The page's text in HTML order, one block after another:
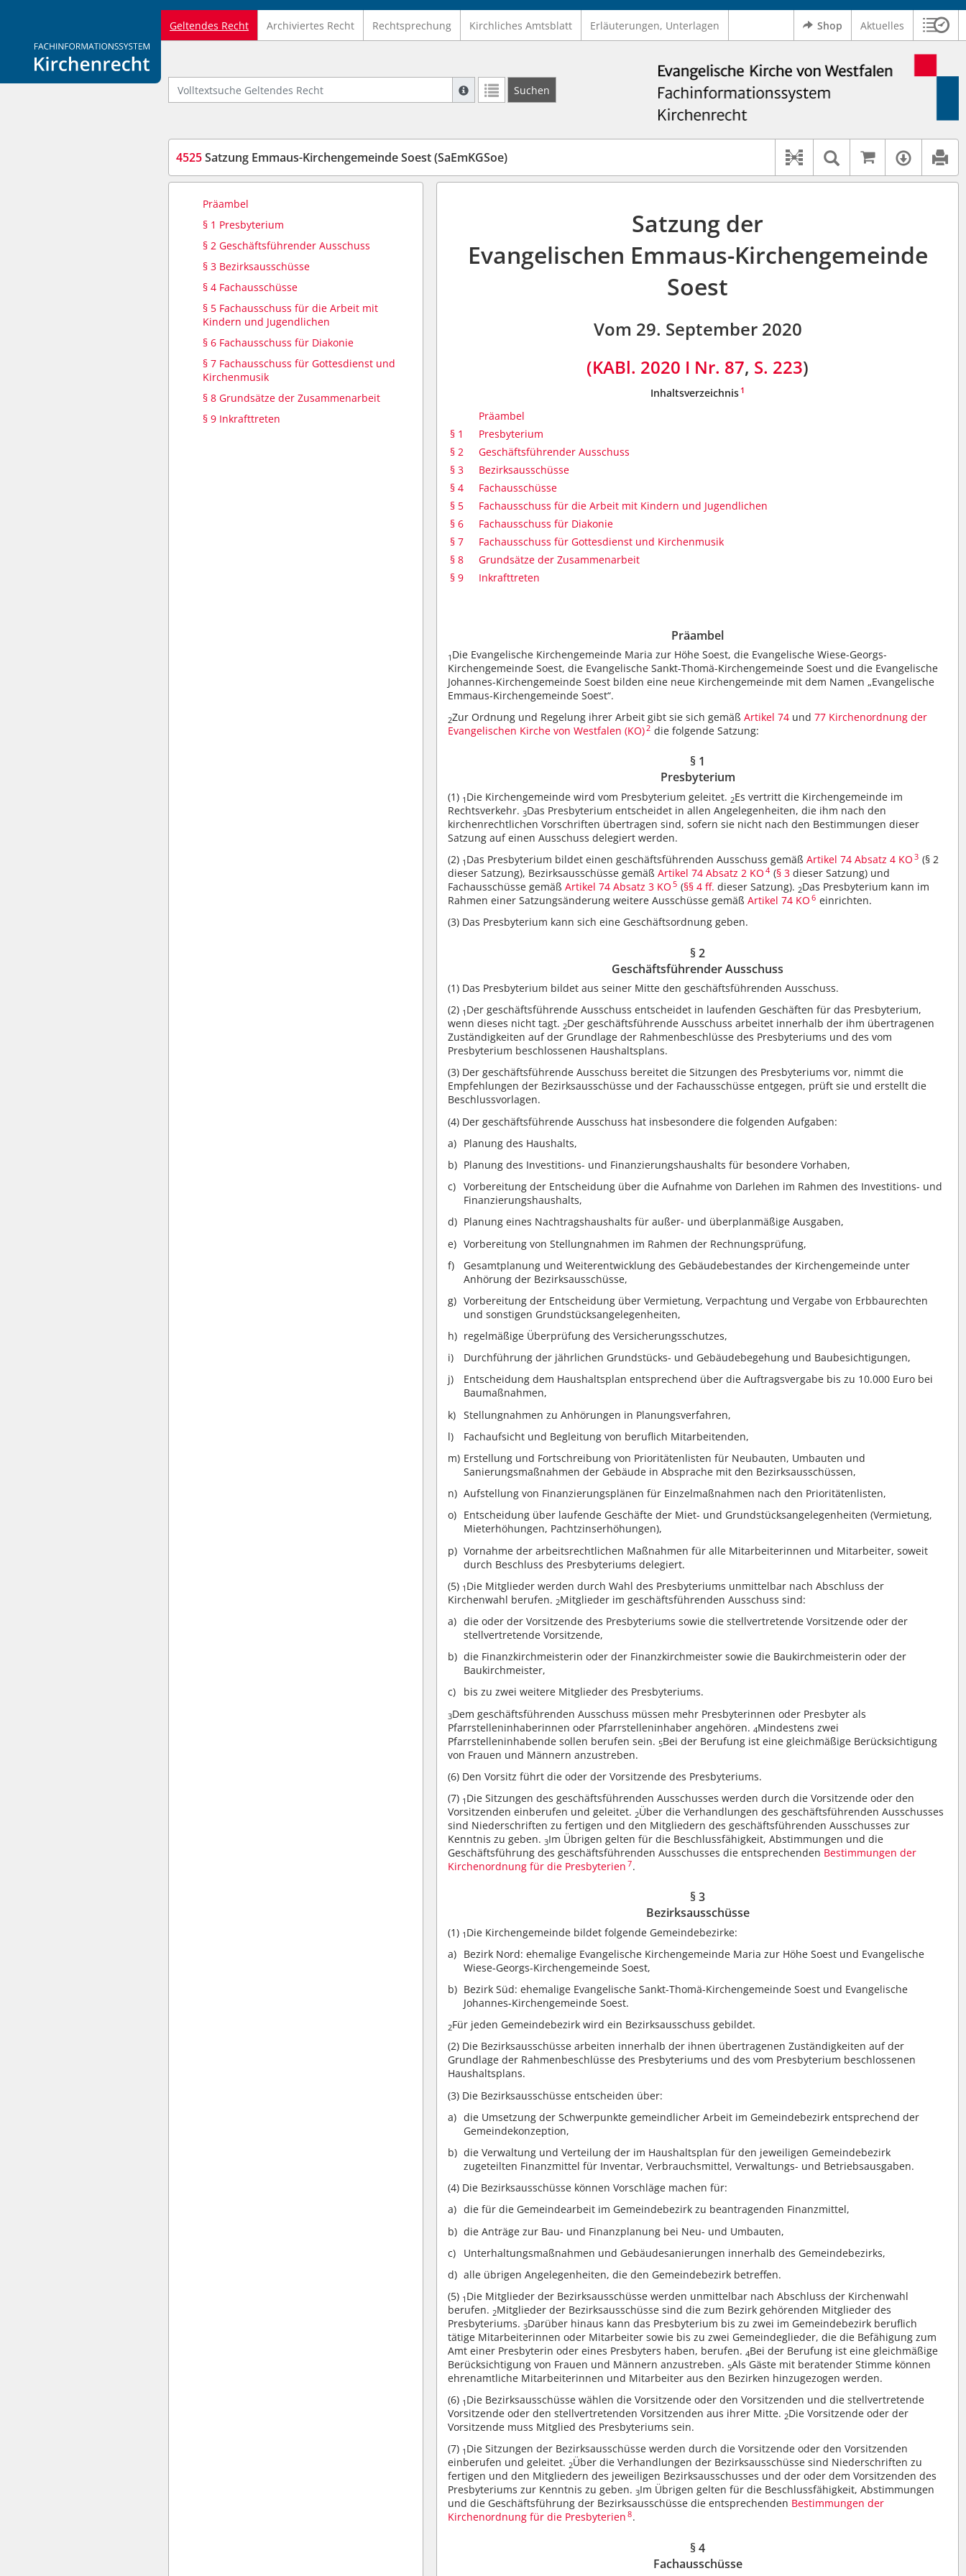
Logo Fachinformationssystem Kirchenrecht
Geltendes Recht Archiviertes Recht Rechtsprechung Kirchliches Amtsblatt Erläuterungen, Unterlagen Shop Aktuelles
Volltextsuche Geltendes Recht
Suche mit Platzhalter "*", Bsp. Pfarrer*, findet auch: "Pfarrerinitiative" oder "Pfarrerausschuss".
Weitere Suchoperatoren finden Sie in unserer Hilfe.
Suchen
4525Satzung Emmaus-Kirchengemeinde Soest (SaEmKGSoe)
Dokument-Beziehungen
Textsuche im
Auf
Präambel
§ 1 Presbyterium
§ 2 Geschäftsführender Ausschuss
§ 3 Bezirksausschüsse
§ 4 Fachausschüsse
§ 5 Fachausschuss für die Arbeit mit
Kindern und Jugendlichen
§ 6 Fachausschuss für Diakonie
§ 7 Fachausschuss für Gottesdienst und
Kirchenmusik
§ 8 Grundsätze der Zusammenarbeit
§ 9 Inkrafttreten
Satzung der
Evangelischen Emmaus-Kirchengemeinde
Soest
Vom 29. September 2020
(KABl. 2020 I Nr. 87, S. 223)
Inhaltsverzeichnis 1
Präambel
§ 1
Presbyterium
§ 2
Geschäftsführender Ausschuss
§ 3
Bezirksausschüsse
§ 4
Fachausschüsse
§ 5
Fachausschuss für die Arbeit mit Kindern und Jugendlichen
§ 6
Fachausschuss für Diakonie
§ 7
Fachausschuss für Gottesdienst und Kirchenmusik
§ 8
Grundsätze der Zusammenarbeit
§ 9
Inkrafttreten
Präambel
1 Die Evangelische Kirchengemeinde Maria zur Höhe Soest, die Evangelische Wiese-Georgs-
Kirchengemeinde Soest, die Evangelische Sankt-Thomä-Kirchengemeinde Soest und die Evangelische
Johannes-Kirchengemeinde Soest bilden eine neue Kirchengemeinde mit dem Namen „Evangelische
Emmaus-Kirchengemeinde Soest“.
2Zur Ordnung und Regelung ihrer Arbeit gibt sie sich gemäßArtikel 74 und77 Kirchenordnung der
Evangelischen Kirche von Westfalen (KO)2 die folgende Satzung:
§ 1
Presbyterium
(1) 1 Die Kirchengemeinde wird vom Presbyterium geleitet. 2Es vertritt die Kirchengemeinde im
Rechtsverkehr.3Das Presbyterium entscheidet in allen Angelegenheiten, die ihm nach den
kirchenrechtlichen Vorschriften übertragen sind, sofern sie nicht nach den Bestimmungen dieser
Satzung auf einen Ausschuss delegiert werden.
(2) 1 Das Presbyterium bildet einen geschäftsführenden Ausschuss gemäßArtikel 74 Absatz 4 KO 3 (§ 2
dieser Satzung), Bezirksausschüsse gemäßArtikel 74 Absatz 2 KO 4 (§ 3dieser Satzung) und
Fachausschüsse gemäßArtikel 74 Absatz 3 KO 5 (§§ 4 ff. dieser Satzung). 2Das Presbyterium kann im
Rahmen einer Satzungsänderung weitere Ausschüsse gemäßArtikel 74 KO 6 einrichten.
(3) Das Presbyterium kann sich eine Geschäftsordnung geben.
§ 2
Geschäftsführender Ausschuss
(1) Das Presbyterium bildet aus seiner Mitte den geschäftsführenden Ausschuss.
(2) 1 Der geschäftsführende Ausschuss entscheidet in laufenden Geschäften für das Presbyterium,
wenn dieses nicht tagt. 2Der geschäftsführende Ausschuss arbeitet innerhalb der ihm übertragenen
Zuständigkeiten auf der Grundlage der Rahmenbeschlüsse des Presbyteriums und des vom
Presbyterium beschlossenen Haushaltsplans.
(3) Der geschäftsführende Ausschuss bereitet die Sitzungen des Presbyteriums vor, nimmt die
Empfehlungen der Bezirksausschüsse und der Fachausschüsse entgegen, prüft sie und erstellt die
Beschlussvorlagen.
(4) Der geschäftsführende Ausschuss hat insbesondere die folgenden Aufgaben:
Planung des Haushalts,
Planung des Investitions- und Finanzierungshaushalts für besondere Vorhaben,
Vorbereitung der Entscheidung über die Aufnahme von Darlehen im Rahmen des Investitions- und
Finanzierungshaushalts,
Planung eines Nachtragshaushalts für außer- und überplanmäßige Ausgaben,
Vorbereitung von Stellungnahmen im Rahmen der Rechnungsprüfung,
Gesamtplanung und Weiterentwicklung des Gebäudebestandes der Kirchengemeinde unter
Anhörung der Bezirksausschüsse,
Vorbereitung der Entscheidung über Vermietung, Verpachtung und Vergabe von Erbbaurechten
und sonstigen Grundstücksangelegenheiten,
regelmäßige Überprüfung des Versicherungsschutzes,
Durchführung der jährlichen Grundstücks- und Gebäudebegehung und Baubesichtigungen,
Entscheidung dem Haushaltsplan entsprechend über die Auftragsvergabe bis zu 10.000 Euro bei
Baumaßnahmen,
Stellungnahmen zu Anhörungen in Planungsverfahren,
Fachaufsicht und Begleitung von beruflich Mitarbeitenden,
Erstellung und Fortschreibung von Prioritätenlisten für Neubauten, Umbauten und
Sanierungsmaßnahmen der Gebäude in Absprache mit den Bezirksausschüssen,
Aufstellung von Finanzierungsplänen für Einzelmaßnahmen nach den Prioritätenlisten,
Entscheidung über laufende Geschäfte der Miet- und Grundstücksangelegenheiten (Vermietung,
Mieterhöhungen, Pachtzinserhöhungen),
Vornahme der arbeitsrechtlichen Maßnahmen für alle Mitarbeiterinnen und Mitarbeiter, soweit
durch Beschluss des Presbyteriums delegiert.
(5) 1 Die Mitglieder werden durch Wahl des Presbyteriums unmittelbar nach Abschluss der
Kirchenwahl berufen. 2Mitglieder im geschäftsführenden Ausschuss sind:
die oder der Vorsitzende des Presbyteriums sowie die stellvertretende Vorsitzende oder der
stellvertretende Vorsitzende,
die Finanzkirchmeisterin oder der Finanzkirchmeister sowie die Baukirchmeisterin oder der
Baukirchmeister,
bis zu zwei weitere Mitglieder des Presbyteriums.
3Dem geschäftsführenden Ausschuss müssen mehr Presbyterinnen oder Presbyter als
Pfarrstelleninhaberinnen oder Pfarrstelleninhaber angehören.4Mindestens zwei
Pfarrstelleninhabende sollen berufen sein. 5Bei der Berufung ist eine gleichmäßige Berücksichtigung
von Frauen und Männern anzustreben.
(6) Den Vorsitz führt die oder der Vorsitzende des Presbyteriums.
(7) 1 Die Sitzungen des geschäftsführenden Ausschusses werden durch die Vorsitzende oder den
Vorsitzenden einberufen und geleitet. 2Über die Verhandlungen des geschäftsführenden Ausschusses
sind Niederschriften zu fertigen und den Mitgliedern des geschäftsführenden Ausschusses zur
Kenntnis zu geben.3Im Übrigen gelten für die Beschlussfähigkeit, Abstimmungen und die
Geschäftsführung des geschäftsführenden Ausschusses die entsprechenden Bestimmungen der
Kirchenordnung für die Presbyterien 7.
§ 3
Bezirksausschüsse
(1) 1 Die Kirchengemeinde bildet folgende Gemeindebezirke:
Bezirk Nord: ehemalige Evangelische Kirchengemeinde Maria zur Höhe Soest und Evangelische
Wiese-Georgs-Kirchengemeinde Soest,
Bezirk Süd: ehemalige Evangelische Sankt-Thomä-Kirchengemeinde Soest und Evangelische
Johannes-Kirchengemeinde Soest.
2Für jeden Gemeindebezirk wird ein Bezirksausschuss gebildet.
(2) Die Bezirksausschüsse arbeiten innerhalb der ihnen übertragenen Zuständigkeiten auf der
Grundlage der Rahmenbeschlüsse des Presbyteriums und des vom Presbyterium beschlossenen
Haushaltsplans.
(3) Die Bezirksausschüsse entscheiden über:
die Umsetzung der Schwerpunkte gemeindlicher Arbeit im Gemeindebezirk entsprechend der
Gemeindekonzeption,
die Verwaltung und Verteilung der im Haushaltsplan für den jeweiligen Gemeindebezirk
zugeteilten Finanzmittel für Inventar, Verbrauchsmittel, Verwaltungs- und Betriebsausgaben.
(4) Die Bezirksausschüsse können Vorschläge machen für:
die für die Gemeindearbeit im Gemeindebezirk zu beantragenden Finanzmittel,
die Anträge zur Bau- und Finanzplanung bei Neu- und Umbauten,
Unterhaltungsmaßnahmen und Gebäudesanierungen innerhalb des Gemeindebezirks,
alle übrigen Angelegenheiten, die den Gemeindebezirk betreffen.
(5) 1 Die Mitglieder der Bezirksausschüsse werden unmittelbar nach Abschluss der Kirchenwahl
berufen. 2Mitglieder der Bezirksausschüsse sind die zum Bezirk gehörenden Mitglieder des
Presbyteriums.3Darüber hinaus kann das Presbyterium bis zu zwei im Gemeindebezirk beruflich
tätige Mitarbeiterinnen oder Mitarbeiter sowie bis zu zwei Gemeindeglieder, die die Befähigung zum
Amt einer Presbyterin oder eines Presbyters haben, berufen.4Bei der Berufung ist eine gleichmäßige
Berücksichtigung von Frauen und Männern anzustreben. 5Als Gäste mit beratender Stimme können
ehrenamtliche Mitarbeiterinnen und Mitarbeiter aus den Bezirken hinzugezogen werden.
(6) 1 Die Bezirksausschüsse wählen die Vorsitzende oder den Vorsitzenden und die stellvertretende
Vorsitzende oder den stellvertretenden Vorsitzenden aus ihrer Mitte. 2Die Vorsitzende oder der
Vorsitzende muss Mitglied des Presbyteriums sein.
(7) 1 Die Sitzungen der Bezirksausschüsse werden durch die Vorsitzende oder den Vorsitzenden
einberufen und geleitet. 2Über die Verhandlungen der Bezirksausschüsse sind Niederschriften zu
fertigen und den Mitgliedern des jeweiligen Bezirksausschusses und der oder dem Vorsitzenden des
Presbyteriums zur Kenntnis zu geben.3Im Übrigen gelten für die Beschlussfähigkeit, Abstimmungen
und die Geschäftsführung der Bezirksausschüsse die entsprechenden Bestimmungen der
Kirchenordnung für die Presbyterien 8.
§ 4
Fachausschüsse